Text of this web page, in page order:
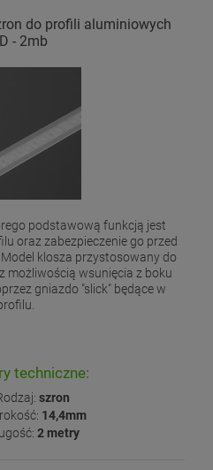
do profili aluminiowych
- 2mb
podstawową funkcją jest
oraz zabezpieczenie go przed
klosza przystosowany do
możliwością wsunięcia z boku
gniazdo "slick" będące w
techniczne:
szron
14,4mm
2 metry